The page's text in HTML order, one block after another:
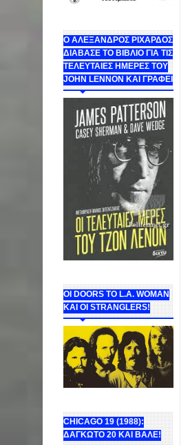
Ο ΑΛΕΞΑΝΔΡΟΣ ΡΙΧΑΡΔΟΣ
ΔΙΑΒΑΣΕ ΤΟ ΒΙΒΛΙΟ ΓΙΑ ΤΙΣ
ΤΕΛΕΥΤΑΙΕΣ ΗΜΕΡΕΣ ΤΟΥ
JOHN LENNON ΚΑΙ ΓΡΑΦΕΙ
ΟΙ DOORS ΤΟ L.A. WOMAN
KAI OI STRANGLERS!
CHICAGO 19 (1988):
ΔΑΓΚΩΤΟ 20 ΚΑΙ ΒΑΛΕ!